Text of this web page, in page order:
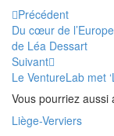
Précédent
Du cœur de
de Léa Dessart
Suivant
Le VentureLab met
Vous pourriez aussi
Liège-Verviers